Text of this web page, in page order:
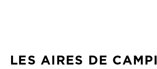
LES AIRES DE